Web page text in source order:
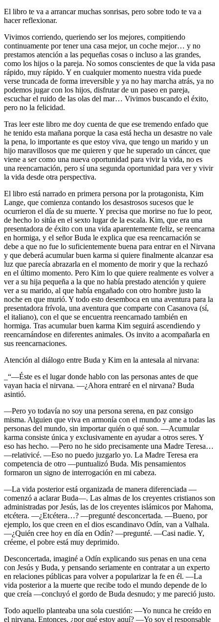
El libro te va a arrancar muchas sonrisas, pero sobre todo te va a
hacer reflexionar.
Vivimos corriendo, queriendo ser los mejores, compitiendo
continuamente por tener una casa mejor, un coche mejor… y no
prestamos atención a las pequeñas cosas o incluso a las grandes,
como los hijos o la pareja. No somos conscientes de que la vida pasa
rápido, muy rápido. Y en cualquier momento nuestra vida puede
verse truncada de forma irreversible y ya no hay marcha atrás, ya no
podemos jugar con los hijos, disfrutar de un paseo en pareja,
escuchar el ruido de las olas del mar… Vivimos buscando el éxito,
pero no la felicidad.
Tras leer este libro me doy cuenta de que ese tremendo enfado que
he tenido esta mañana porque la casa está hecha un desastre no vale
la pena, lo importante es que estoy viva, que tengo un marido y un
hijo maravillosos que me quieren y que he superado un cáncer, que
viene a ser como una nueva oportunidad para vivir la vida, no es
una reencarnación, pero sí una segunda oportunidad para ver y vivir
la vida desde otra perspectiva.
El libro está narrado en primera persona por la protagonista, Kim
Lange, que comienza contando los desastrosos sucesos que le
ocurrieron el día de su muerte. Y precisa que morirse no fue lo peor,
de hecho lo sitúa en el sexto lugar de la escala. Kim, que era una
presentadora de éxito con una vida aparentemente feliz, se reencarna
en hormiga, y el señor Buda le explica que esa reencarnación se
debe a que no fue lo suficientemente buena para entrar en el Nirvana
y que deberá acumular buen karma si quiere finalmente alcanzar esa
luz que parecía abrazarla en el momento de morir y que la rechazó
en el último momento. Pero Kim lo que quiere realmente es volver a
ver a su hija pequeña a la que no había prestado atención y quiere
ver a su marido, al que había engañado con otro hombre justo la
noche en que murió. Y todo esto desemboca en una aventura para la
presentadora frívola, una aventura que comparte con Casanova (sí,
el italiano), con el que se encuentra reencarnado también en
hormiga. Tras acumular buen karma Kim seguirá ascendiendo y
reencarnándose en diferentes animales. Os invito a acompañarla en
sus reencarnaciones.
Atención al diálogo entre Buda y Kim en la antesala al nirvana:
_“—Éste es el lugar donde hablo con las personas antes de que
vayan hacia el nirvana. —¿Ahora entraré en el nirvana? Buda
asintió.
—Pero yo todavía no soy una persona serena, en paz consigo
misma. Alguien que viva en armonía con el mundo y ame a todas las
personas del mundo, sin importar quién o qué son. —Acumular
karma consiste única y exclusivamente en ayudar a otros seres. Y
eso has hecho. —Pero no he sido precisamente una Madre Teresa…
—relativicé. —Eso no puedo juzgarlo yo. La Madre Teresa era
competencia de otro —puntualizó Buda. Mis pensamientos
formaron un signo de interrogación en mi cabeza.
—La vida posterior está organizada de manera diferenciada —
comenzó a aclarar Buda—. Las almas de los creyentes cristianos son
administradas por Jesús, las de los creyentes islámicos por Mahoma,
etcétera. —¿Etcétera…? —pregunté desconcertada. —Bueno, por
ejemplo, los que creen en el dios escandinavo Odín, van a Valhala.
—¿Quién cree hoy en día en Odín? —pregunté. —Casi nadie. Y,
créeme, el pobre está muy deprimido.
Desconcertada, imaginé a Odín explicando sus penas en una cena
con Jesús y Buda, y pensando seriamente en contratar a un experto
en relaciones públicas para volver a popularizar la fe en él. —La
vida posterior a la muerte que recibe todo el mundo depende de lo
que creía —concluyó el gordo de Buda desnudo; y me pareció justo.
Todo aquello planteaba una sola cuestión: —Yo nunca he creído en
el nirvana. Entonces, ¿por qué estoy aquí? —Yo soy el responsable